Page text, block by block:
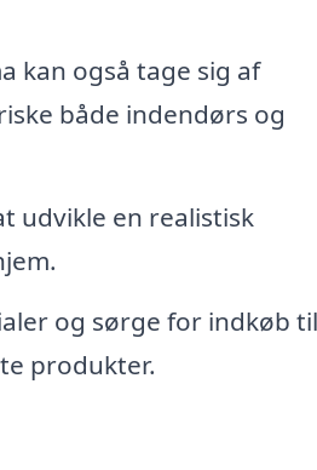
kan også tage sig af
både indendørs og
udvikle en realistisk
og sørge for indkøb
produkter.